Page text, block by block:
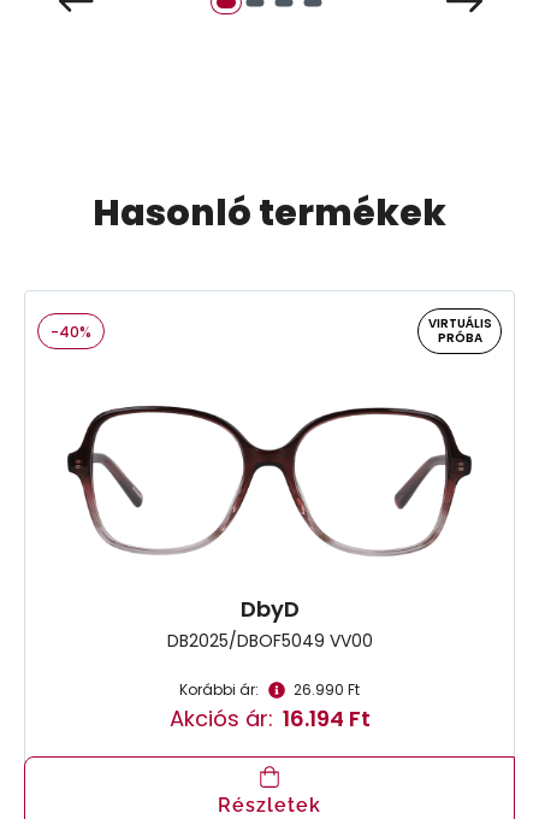
Hasonló termékek
-40%
VIRTUÁLIS
PRÓBA
DbyD
DB2025/DBOF5049 VV00
Korábbi ár: 26.990 Ft
Akciós ár: 16.194 Ft
Részletek